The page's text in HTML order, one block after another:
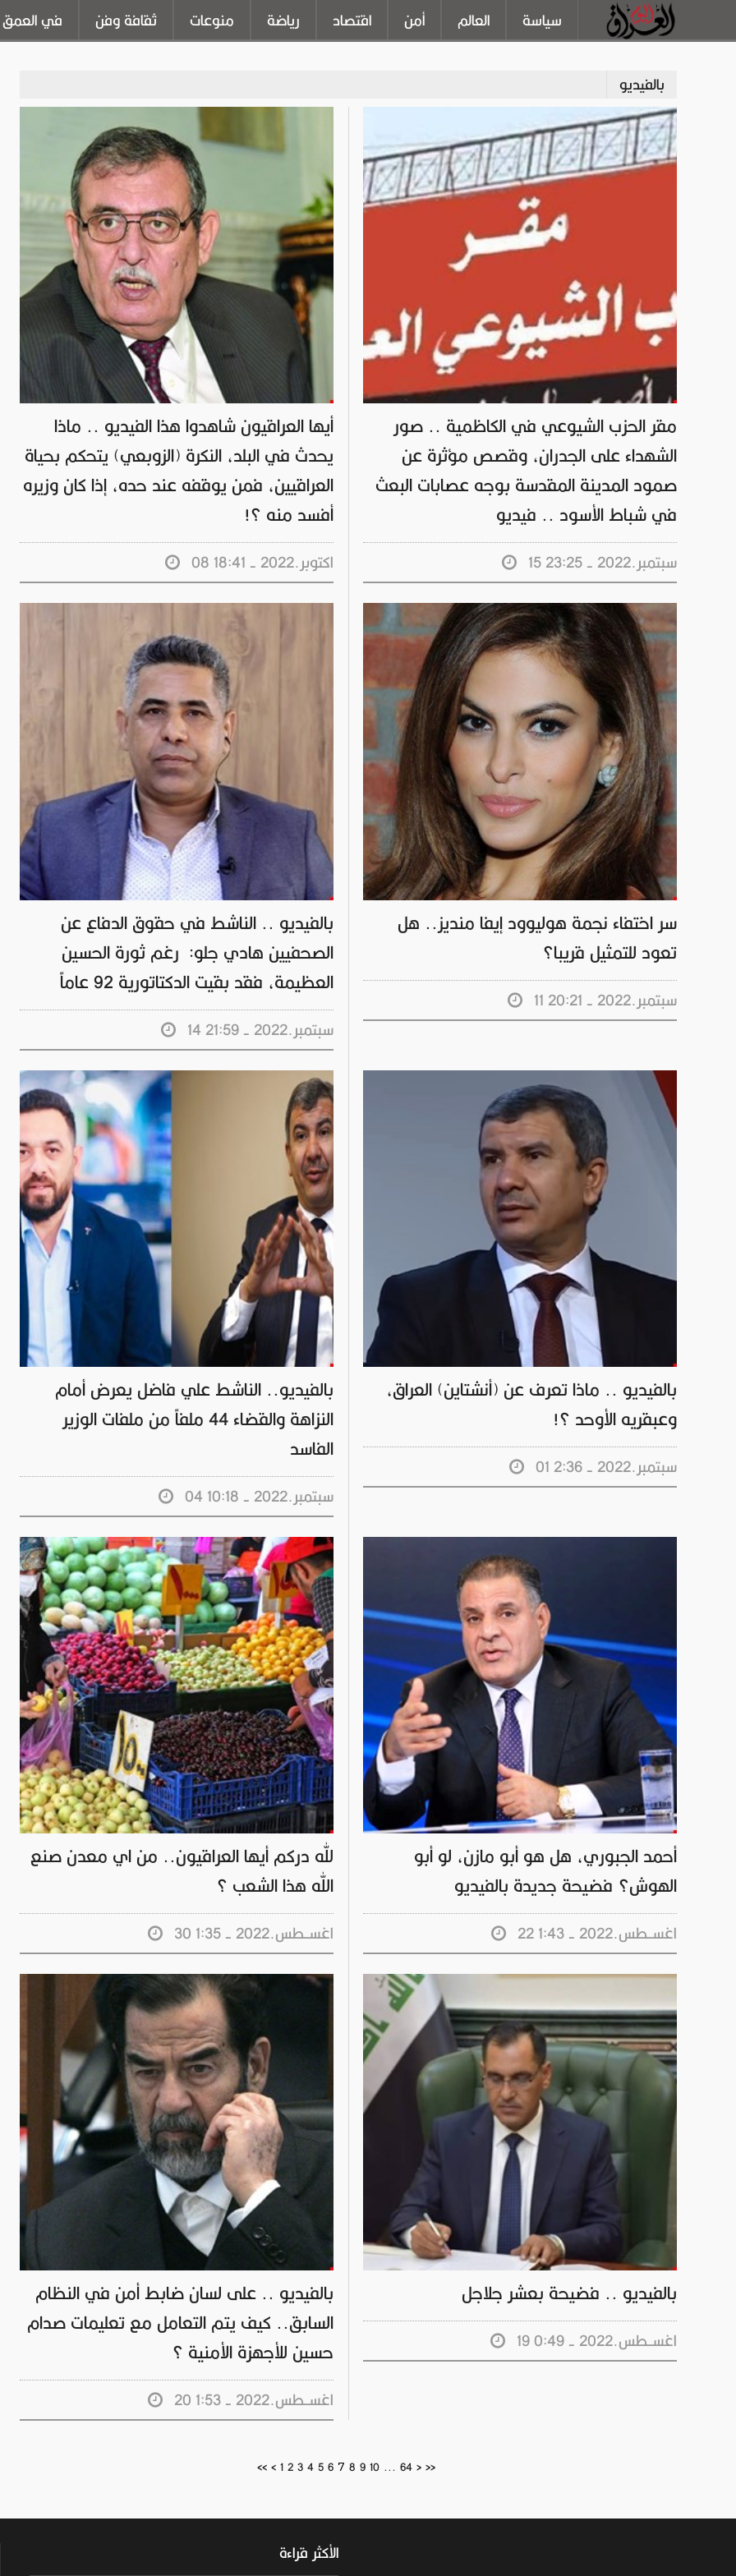
سياسة العالم أمن اقتصاد رياضة منوعات ثقافة وفن في العمق
بالفيديو
أيها العراقيون شاهدوا هذا الفيديو .. ماذا
يحدث في البلد، النكرة (الزوبعي) يتحكم بحياة
العراقيين، فمن يوقفه عند حده، إذا كان وزيره
أفسد منه ؟!
08 اكتوبر.2022 - 18:41
مقر الحزب الشيوعي في الكاظمية .. صور
الشهداء على الجدران، وقصص مؤثرة عن
صمود المدينة المقدسة بوجه عصابات البعث
في شباط الأسود .. فيديو
15 سبتمبر.2022 - 23:25
بالفيديو .. الناشط في حقوق الدفاع عن
الصحفيين هادي جلو: رغم ثورة الحسين
العظيمة، فقد بقيت الدكتاتورية 92 عاماً
14 سبتمبر.2022 - 21:59
سر اختفاء نجمة هوليوود إيفا منديز.. هل
تعود للتمثيل قريبا؟
11 سبتمبر.2022 - 20:21
بالفيديو.. الناشط علي فاضل يعرض أمام
النزاهة والقضاء 44 ملفاً من ملفات الوزير
الفاسد
04 سبتمبر.2022 - 10:18
بالفيديو .. ماذا تعرف عن (أنشتاين) العراق،
وعبقريه الأوحد ؟!
01 سبتمبر.2022 - 2:36
لله دركم أيها العراقيون.. من اي معدن صنع
الله هذا الشعب ؟
30 اغســطس.2022 - 1:35
أحمد الجبوري، هل هو أبو مازن، لو أبو
الهوش؟ فضيحة جديدة بالفيديو
22 اغســطس.2022 - 1:43
بالفيديو .. على لسان ضابط أمن في النظام
السابق.. كيف يتم التعامل مع تعليمات صدام
حسين للأجهزة الأمنية ؟
20 اغســطس.2022 - 1:53
بالفيديو .. فضيحة بعشر جلاجل
19 اغســطس.2022 - 0:49
<< < 1 2 3 4 5 6 7 8 9 10 ... 64 > >>
الأكثر قراءة